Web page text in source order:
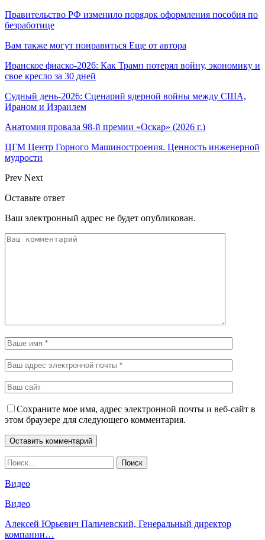
Правительство РФ изменило порядок оформления пособия по
безработице
Вам также могут понравиться Еще от автора
Иранское фиаско-2026: Как Трамп потерял войну, экономику и
свое кресло за 30 дней
Судный день-2026: Сценарий ядерной войны между США,
Ираном и Израилем
Анатомия провала 98-й премии «Оскар» (2026 г.)
ЦГМ Центр Горного Машиностроения. Ценность инженерной
мудрости
Prev Next
Оставьте ответ
Ваш электронный адрес не будет опубликован.
Сохраните мое имя, адрес электронной почты и веб-сайт в
этом браузере для следующего комментария.
Видео
Видео
Алексей Юрьевич Пальчевский, Генеральный директор
компании…